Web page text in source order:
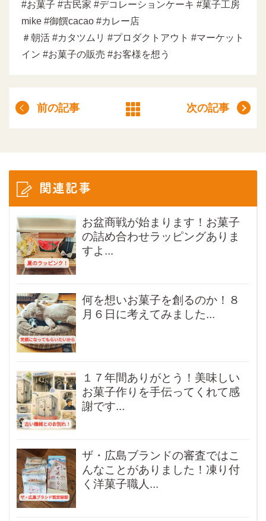
#お菓子 #古民家 #デコレーションケーキ #菓子工房
mike #御饌cacao #カレー店
＃朝活 #カタツムリ #プロダクトアウト #マーケット
イン #お菓子の販売 #お客様を想う
前の記事 次の記事
関連記事
お盆商戦が始まります！お菓子
の詰め合わせラッピングありま
すよ...
何を想いお菓子を創るのか！８
月６日に考えてみました...
１７年間ありがとう！美味しい
お菓子作りを手伝ってくれて感
謝です...
ザ・広島ブランドの審査ではこ
んなことがありました！凍り付
く洋菓子職人...